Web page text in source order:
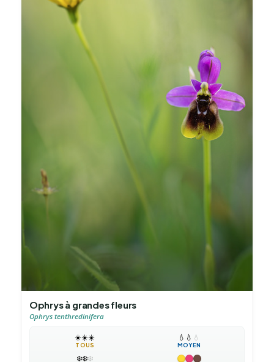
Ophrys à grandes fleurs
Ophrys tenthredinifera
☀️☀️☀️
TOUS
💧 💧 💧
MOYEN
❄️❄️❄️